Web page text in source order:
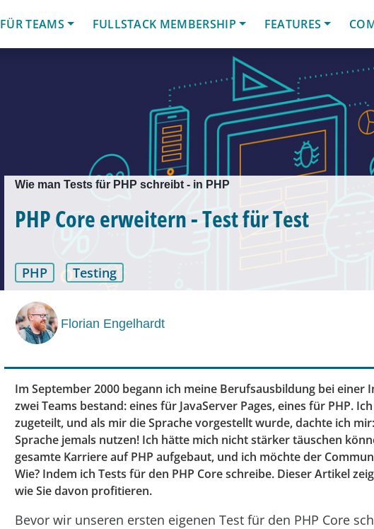
FÜR TEAMS
FULLSTACK MEMBERSHIP FEATURES
Wie man Tests für PHP schreibt - in PHP
PHP Core erweitern - Test für Test
PHP Testing
Florian Engelhardt
Im September 2000 begann ich meine Berufsausbildung bei einer
zwei Teams bestand: eines für JavaServer Pages, eines für PHP.
zugeteilt, und als mir die Sprache vorgestellt wurde, dachte ich
Sprache jemals nutzen! Ich hätte mich nicht stärker täuschen
gesamte Karriere auf PHP aufgebaut, und ich möchte der
Wie? Indem ich Tests für den PHP Core schreibe. Dieser Artikel
wie Sie davon profitieren.
Bevor wir unseren ersten eigenen Test für den PHP Core